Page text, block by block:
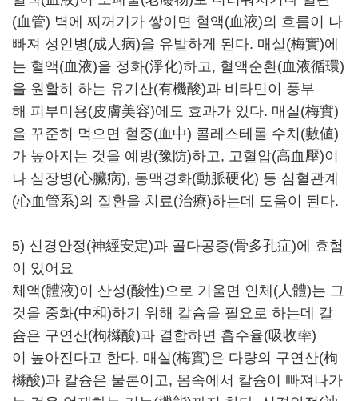
(血管) 벽에 찌꺼기가 쌓이면 혈액(血液)의 흐름이 나
빠져 성인병(成人病)을 유발하게 된다. 매실(梅實)에
는 혈액(血液)을 정화(淨化)하고, 혈액순환(血液循環)
을 원활히 하는 유기산(有機酸)과 비타민이 풍부
해 피부미용(皮膚美容)에도 효과가 있다. 매실(梅實)
을 꾸준히 먹으면 혈중(血中) 콜레스테롤 수치(數値)
가 높아지는 것을 예방(豫防)하고, 고혈압(高血壓)이
나 심장병(心臟病), 동맥경화(動脈硬化) 등 심혈관계
(心血管系)의 질환을 치료(治療)하는데 도움이 된다.
5) 신경안정(神經安定)과 골다공증(骨多孔症)에 효험
이 있어요
체액(體液)이 산성(酸性)으로 기울면 인체(人體)는 그
것을 중화(中和)하기 위해 칼슘을 필요로 하는데 칼
슘은 구연산(枸櫞酸)과 결합하면 흡수율(吸收率)
이 높아진다고 한다. 매실(梅實)은 다량의 구연산(枸
櫞酸)과 칼슘은 물론이고, 몸속에서 칼슘이 빠져나가